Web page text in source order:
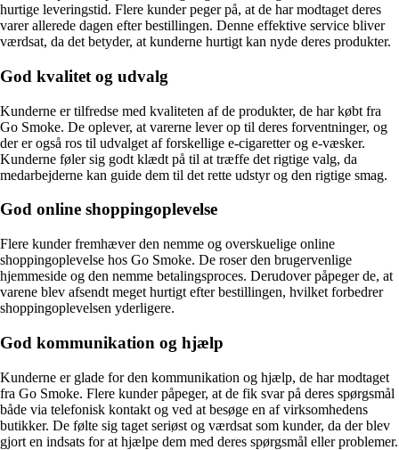
hurtige leveringstid. Flere kunder peger på, at de har modtaget deres
varer allerede dagen efter bestillingen. Denne effektive service bliver
værdsat, da det betyder, at kunderne hurtigt kan nyde deres produkter.
God kvalitet og udvalg
Kunderne er tilfredse med kvaliteten af de produkter, de har købt fra
Go Smoke. De oplever, at varerne lever op til deres forventninger, og
der er også ros til udvalget af forskellige e-cigaretter og e-væsker.
Kunderne føler sig godt klædt på til at træffe det rigtige valg, da
medarbejderne kan guide dem til det rette udstyr og den rigtige smag.
God online shoppingoplevelse
Flere kunder fremhæver den nemme og overskuelige online
shoppingoplevelse hos Go Smoke. De roser den brugervenlige
hjemmeside og den nemme betalingsproces. Derudover påpeger de, at
varene blev afsendt meget hurtigt efter bestillingen, hvilket forbedrer
shoppingoplevelsen yderligere.
God kommunikation og hjælp
Kunderne er glade for den kommunikation og hjælp, de har modtaget
fra Go Smoke. Flere kunder påpeger, at de fik svar på deres spørgsmål
både via telefonisk kontakt og ved at besøge en af virksomhedens
butikker. De følte sig taget seriøst og værdsat som kunder, da der blev
gjort en indsats for at hjælpe dem med deres spørgsmål eller problemer.